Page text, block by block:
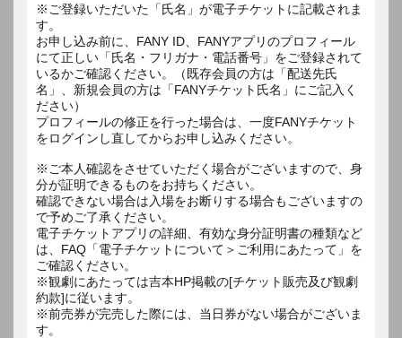
※ご登録いただいた「氏名」が電子チケットに記載されま
す。
お申し込み前に、FANY ID、FANYアプリのプロフィール
にて正しい「氏名・フリガナ・電話番号」をご登録されて
いるかご確認ください。（既存会員の方は「配送先氏
名」、新規会員の方は「FANYチケット氏名」にご記入く
ださい）
プロフィールの修正を行った場合は、一度FANYチケット
をログインし直してからお申し込みください。
※ご本人確認をさせていただく場合がございますので、身
分が証明できるものをお持ちください。
確認できない場合は入場をお断りする場合もございますの
で予めご了承ください。
電子チケットアプリの詳細、有効な身分証明書の種類など
は、FAQ「電子チケットについて＞ご利用にあたって」を
ご確認ください。
※観劇にあたっては吉本HP掲載の[チケット販売及び観劇
約款]に従います。
※前売券が完売した際には、当日券がない場合がございま
す。